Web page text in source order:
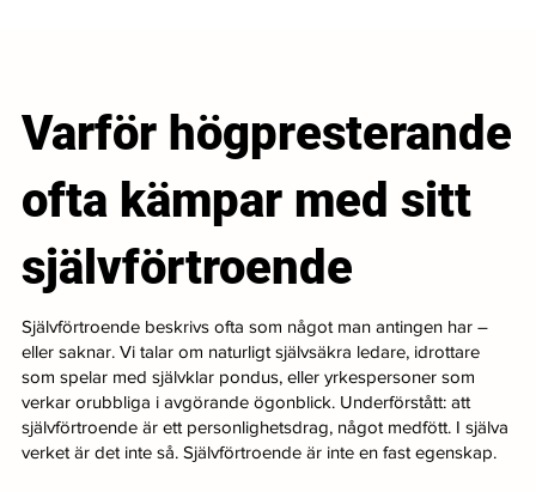
Varför högpresterande
ofta kämpar med sitt
självförtroende
Självförtroende beskrivs ofta som något man antingen har –
eller saknar. Vi talar om naturligt självsäkra ledare, idrottare
som spelar med självklar pondus, eller yrkespersoner som
verkar orubbliga i avgörande ögonblick. Underförstått: att
självförtroende är ett personlighetsdrag, något medfött. I själva
verket är det inte så. Självförtroende är inte en fast egenskap.